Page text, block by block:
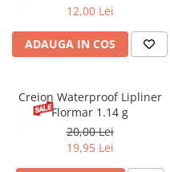
12,00 Lei
ADAUGA IN COS
Creion Waterproof Lipliner
Flormar 1.14 g
20,00 Lei
19,95 Lei